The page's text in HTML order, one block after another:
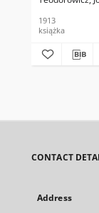
Wiedniu w
1912
1913
książka
CONTACT
Address